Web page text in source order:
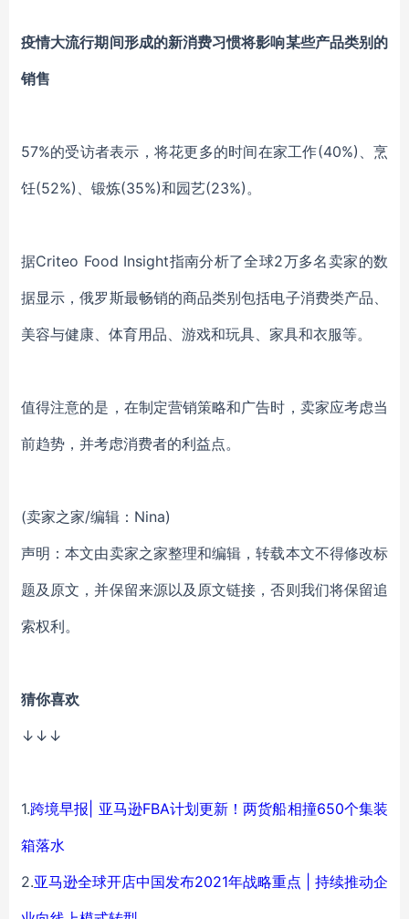
疫情大流行期间形成的新消费习惯将影响某些产品类别的
销售
57%的受访者表示，将花更多的时间在家工作(40%)、烹
饪(52%)、锻炼(35%)和园艺(23%)。
据Criteo Food Insight指南分析了全球2万多名卖家的数
据显示，俄罗斯最畅销的商品类别包括电子消费类产品、
美容与健康、体育用品、游戏和玩具、家具和衣服等。
值得注意的是，在制定营销策略和广告时，卖家应考虑当
前趋势，并考虑消费者的利益点。
(卖家之家/编辑：Nina)
声明：本文由卖家之家整理和编辑，转载本文不得修改标
题及原文，并保留来源以及原文链接，否则我们将保留追
索权利。
猜你喜欢
↓↓↓
1.跨境早报| 亚马逊FBA计划更新！两货船相撞650个集装
箱落水
2.亚马逊全球开店中国发布2021年战略重点 | 持续推动企